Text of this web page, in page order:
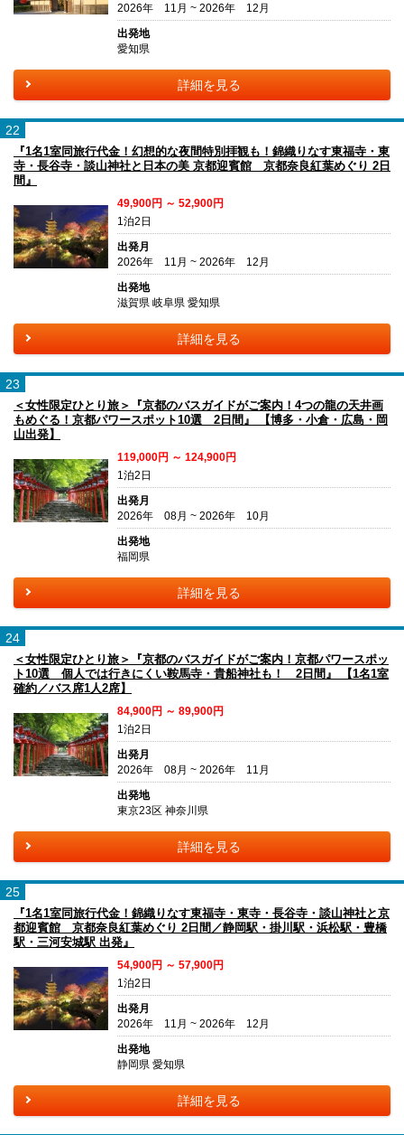
2026年 11月 ~ 2026年 12月
出発地
愛知県
詳細を見る
22
『1名1室同旅行代金！幻想的な夜間特別拝観も！錦織りなす東福寺・東
寺・長谷寺・談山神社と日本の美 京都迎賓館 京都奈良紅葉めぐり 2日
間』
49,900円 ～ 52,900円
1泊2日
出発月
2026年 11月 ~ 2026年 12月
出発地
滋賀県 岐阜県 愛知県
詳細を見る
23
＜女性限定ひとり旅＞『京都のバスガイドがご案内！4つの龍の天井画
もめぐる！京都パワースポット10選 2日間』 【博多・小倉・広島・岡
山出発】
119,000円 ～ 124,900円
1泊2日
出発月
2026年 08月 ~ 2026年 10月
出発地
福岡県
詳細を見る
24
＜女性限定ひとり旅＞『京都のバスガイドがご案内！京都パワースポッ
ト10選 個人では行きにくい鞍馬寺・貴船神社も！ 2日間』 【1名1室
確約／バス席1人2席】
84,900円 ～ 89,900円
1泊2日
出発月
2026年 08月 ~ 2026年 11月
出発地
東京23区 神奈川県
詳細を見る
25
『1名1室同旅行代金！錦織りなす東福寺・東寺・長谷寺・談山神社と京
都迎賓館 京都奈良紅葉めぐり 2日間／静岡駅・掛川駅・浜松駅・豊橋
駅・三河安城駅 出発』
54,900円 ～ 57,900円
1泊2日
出発月
2026年 11月 ~ 2026年 12月
出発地
静岡県 愛知県
詳細を見る